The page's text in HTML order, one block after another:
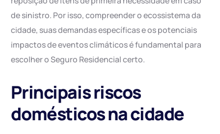
de sinistro. Por isso, compreender o ecossistema da
cidade, suas demandas específicas e os potenciais
impactos de eventos climáticos é fundamental para
escolher o Seguro Residencial certo.
Principais riscos
domésticos na cidade